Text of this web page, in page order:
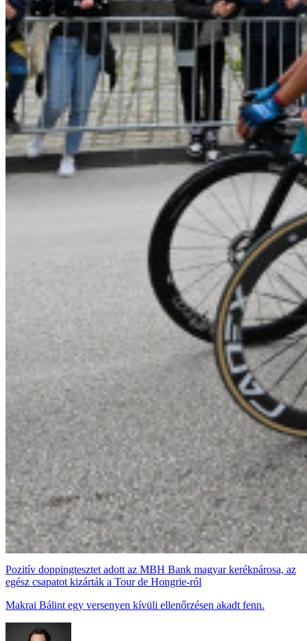
Pozitív doppingtesztet adott az MBH Bank magyar kerékpárosa, az
egész csapatot kizárták a Tour de Hongrie-ról
Makrai Bálint egy versenyen kívüli ellenőrzésen akadt fenn.